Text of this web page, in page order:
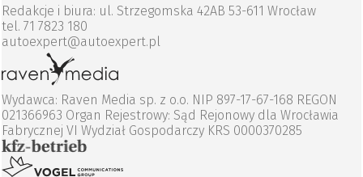
Redakcje i biura: ul. Strzegomska 42AB 53-611 Wrocław
tel. 71 7823 180
autoexpert@autoexpert.pl
Wydawca: Raven Media sp. z o.o. NIP 897-17-67-168 REGON
021366963 Organ Rejestrowy: Sąd Rejonowy dla Wrocławia
Fabrycznej VI Wydział Gospodarczy KRS 0000370285